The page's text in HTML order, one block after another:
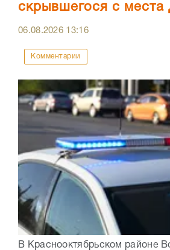
скрывшегося с места
06.08.2026 13:16
Комментарии
В Краснооктябрьском районе